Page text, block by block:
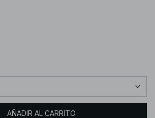
AÑADIR AL CARRITO